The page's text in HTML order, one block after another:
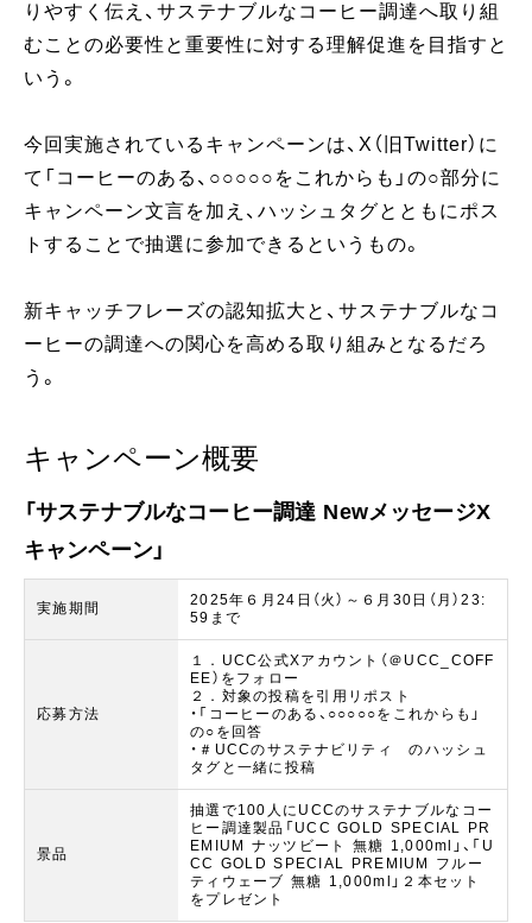
りやすく伝え、サステナブルなコーヒー調達へ取り組
むことの必要性と重要性に対する理解促進を目指すと
いう。
今回実施されているキャンペーンは、X（旧Twitter）に
て「コーヒーのある、○○○○○をこれからも」の○部分に
キャンペーン文言を加え、ハッシュタグとともにポス
トすることで抽選に参加できるというもの。
新キャッチフレーズの認知拡大と、サステナブルなコ
ーヒーの調達への関心を高める取り組みとなるだろ
う。
キャンペーン概要
「サステナブルなコーヒー調達 NewメッセージX
キャンペーン」
実施期間
2025年６月24日（火）～６月30日（月）23:
59まで
応募方法
１．UCC公式Xアカウント（＠UCC_COFF
EE）をフォロー
２．対象の投稿を引用リポスト
・「コーヒーのある、○○○○○をこれからも」
の○を回答
・＃UCCのサステナビリティ のハッシュ
タグと一緒に投稿
景品
抽選で100人にUCCのサステナブルなコー
ヒー調達製品「UCC GOLD SPECIAL PR
EMIUM ナッツビート 無糖 1,000ml」、「U
CC GOLD SPECIAL PREMIUM フルー
ティウェーブ 無糖 1,000ml」２本セット
をプレゼント